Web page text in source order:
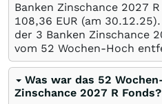
Banken Zinschance 2027
108,36 EUR (am 30.12.25
der 3 Banken Zinschance
vom 52 Wochen-Hoch
Was war das 52
Zinschance 2027 R Fonds?